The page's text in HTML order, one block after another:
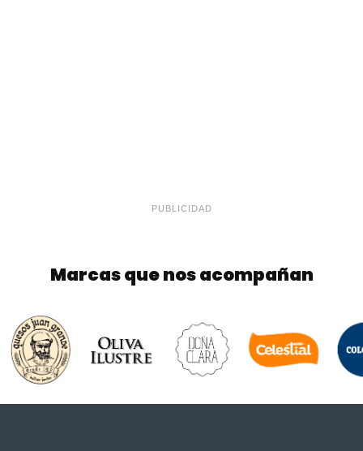
PUBLICIDAD
Marcas que nos acompañan